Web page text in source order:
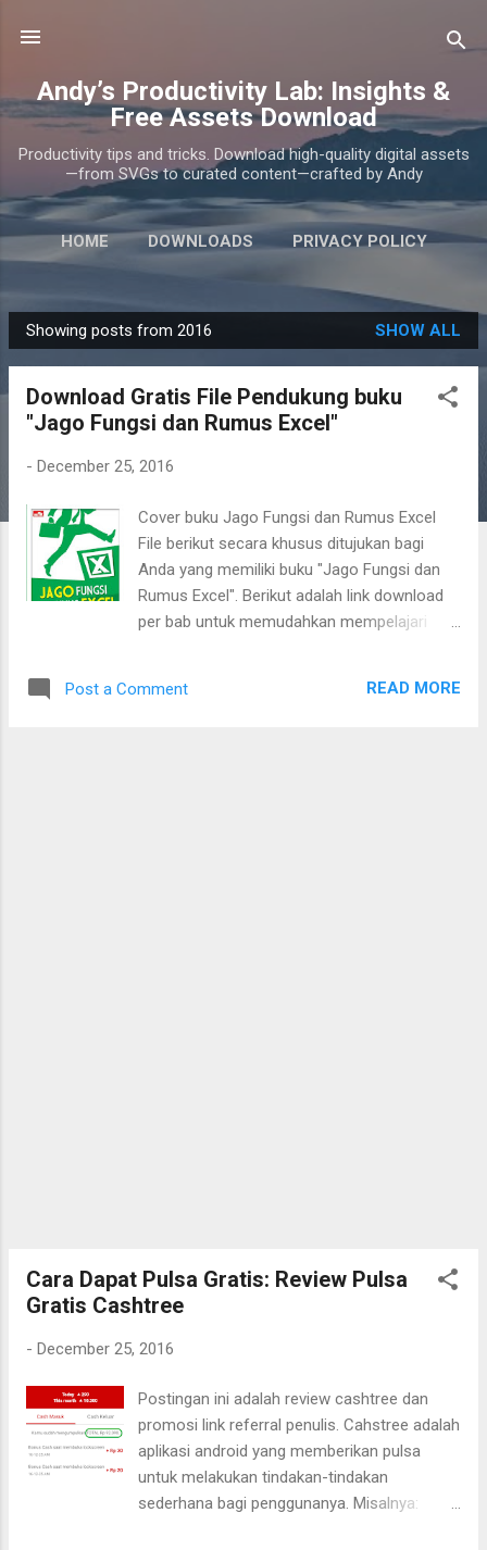
Andy’s Productivity Lab: Insights &
Free Assets Download
Productivity tips and tricks. Download high-quality digital assets
—from SVGs to curated content—crafted by Andy
HOME DOWNLOADS PRIVACY POLICY
CONTACT
P
o
Showing posts from 2016 SHOW ALL
Download Gratis File Pendukung buku
"Jago Fungsi dan Rumus Excel"
- December 25, 2016
Cover buku Jago Fungsi dan Rumus Excel
File berikut secara khusus ditujukan bagi
Anda yang memiliki buku "Jago Fungsi dan
Rumus Excel". Berikut adalah link download
per bab untuk memudahkan mempelajari
https://drive.google.com/open?
Post a Comment READ MORE
Cara Dapat Pulsa Gratis: Review Pulsa
Gratis Cashtree
- December 25, 2016
Postingan ini adalah review cashtree dan
promosi link referral penulis. Cahstree adalah
aplikasi android yang memberikan pulsa
untuk melakukan tindakan-tindakan
sederhana bagi penggunanya. Misalnya: